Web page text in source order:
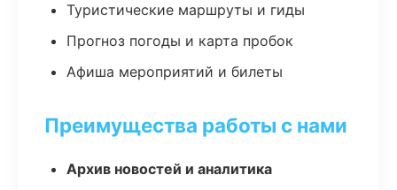
Туристические маршруты и гиды
Прогноз погоды и карта пробок
Афиша мероприятий и билеты
Преимущества работы с нами
Архив новостей и аналитика